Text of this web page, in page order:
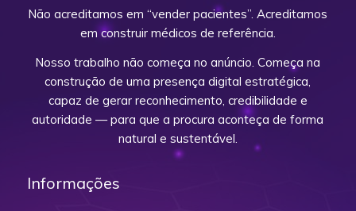
Não acreditamos em “vender pacientes”. Acreditamos
em construir médicos de referência.
Nosso trabalho não começa no anúncio. Começa na
construção de uma presença digital estratégica,
capaz de gerar reconhecimento, credibilidade e
autoridade — para que a procura aconteça de forma
natural e sustentável.
Informações